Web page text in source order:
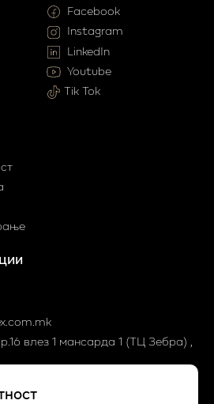
влез 1 мaнсарда 1 (ТЦ Зебра) ,
Facebook
Instagram
LinkedIn
Youtube
Tik Tok